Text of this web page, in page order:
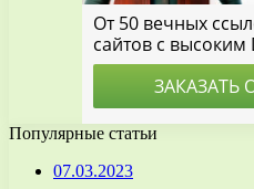
Популярные статьи
07.03.2023